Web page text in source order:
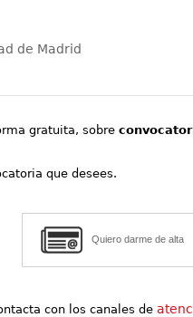
de Madrid
gratuita, sobre
que desees.
Quiero darme de alta
con los canales de